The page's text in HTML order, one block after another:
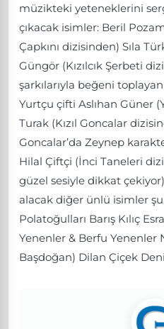
müzikteki yeteneklerini
çıkacak isimler: Beril Pozam
Çapkını dizisinden) Sıla
Güngör (Kızılcık Şerbeti
şarkılarıyla beğeni
Yurtçu çifti Aslıhan Güner
Turak (Kızıl Goncalar
Goncalar’da Zeynep
Hilal Çiftçi (İnci Taneleri
güzel sesiyle dikkat
alacak diğer ünlü isimler
Polatoğulları Barış Kılıç
Yenenler & Berfu Yenenler
Başdoğan) Dilan Çiçek